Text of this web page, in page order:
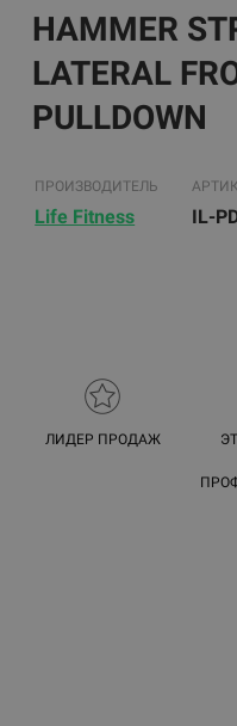
HAMMER
LATERAL
PULLDOWN
ПРОИЗВОДИТЕЛЬ
Life Fitness IL-
ЛИДЕР ПРОДАЖ